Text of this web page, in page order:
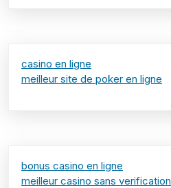
casino en ligne
meilleur site de poker en ligne
bonus casino en ligne
meilleur casino sans verification